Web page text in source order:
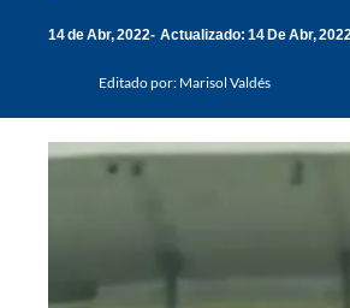
14 de Abr, 2022 Actualizado: 14 De Abr,
Editado por: Marisol Valdés